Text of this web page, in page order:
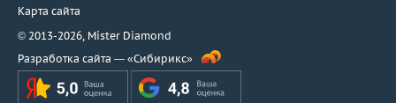
Карта сайта
© 2013-2026, Mister Diamond
Разработка сайта — «Сибирикс»